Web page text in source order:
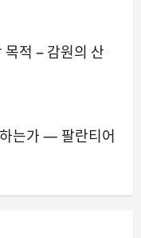
목적 – 감원의 산
는가 — 팔란티어